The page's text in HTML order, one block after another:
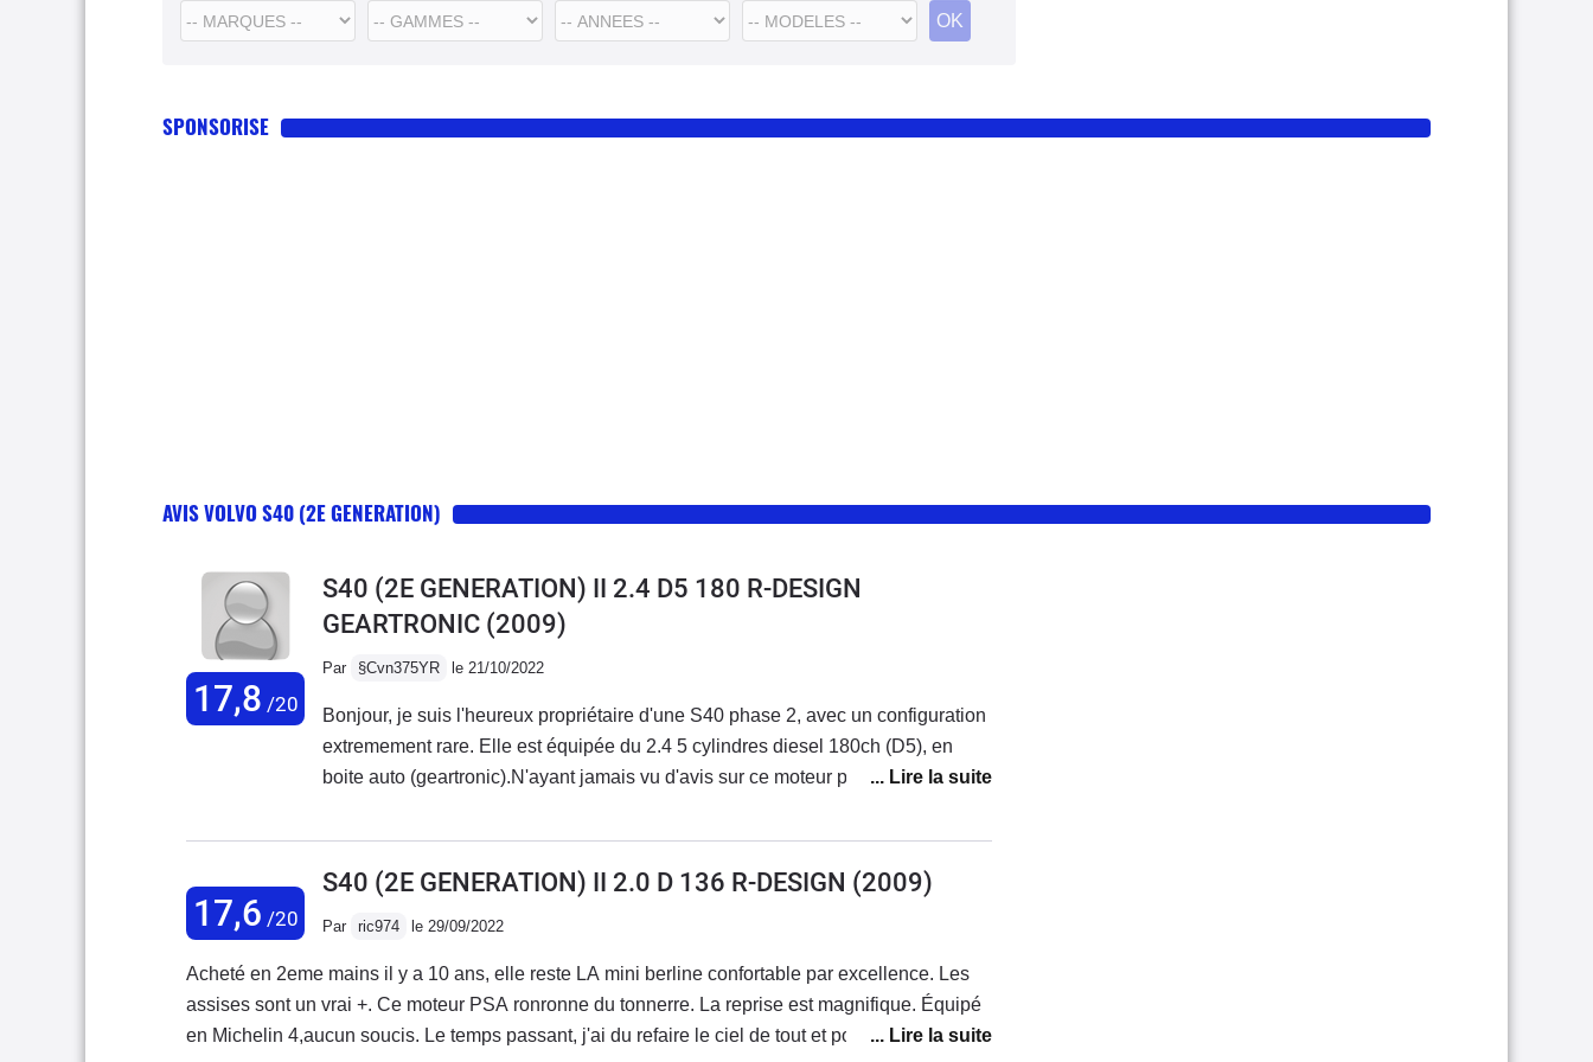
SPONSORISE
AVIS VOLVO S40 (2E GENERATION)
17,8 /20
S40 (2E GENERATION) II 2.4 D5 180 R-DESIGN
GEARTRONIC (2009)
Par §Cvn375YR le 21/10/2022
Bonjour, je suis l'heureux propriétaire d'une S40 phase 2, avec un configuration
extremement rare. Elle est équipée du 2.4 5 cylindres diesel 180ch (D5), en
boite auto (geartronic).N'ayant jamais vu d'avis sur ce moteur precisement, je
marque (D4 par exemple), et qui equipe d'autres modèles également. C'est un
moteur extrêmement fiable, le plus fiable et le plus abouti des 5 cylindres Volvo
d'ailleurs. Donc niveau fiabilité, aucuns soucis, vous partez sur un des moteurs
les plus fiables du marché. Ce moteur n'a pas de problemes de fiabilité (du
tout!) Dans cette version D5.Niveau performances bon on reste sur un mazout..
Mais le 5 cylindres a un son plutôt sympa, les relances sont impressionnantes
pour "seulement" 180ch en boite manuelle.Pour la boite auto, n'oubliez pas que
17,6 /20
S40 (2E GENERATION) II 2.0 D 136 R-DESIGN (2009)
Par ric974 le 29/09/2022
Acheté en 2eme mains il y a 10 ans, elle reste LA mini berline confortable par excellence. Les
assises sont un vrai +. Ce moteur PSA ronronne du tonnerre. La reprise est magnifique. Équipé
en Michelin 4,aucun soucis. Le temps passant, j'ai du refaire le ciel de tout et portière. Mais